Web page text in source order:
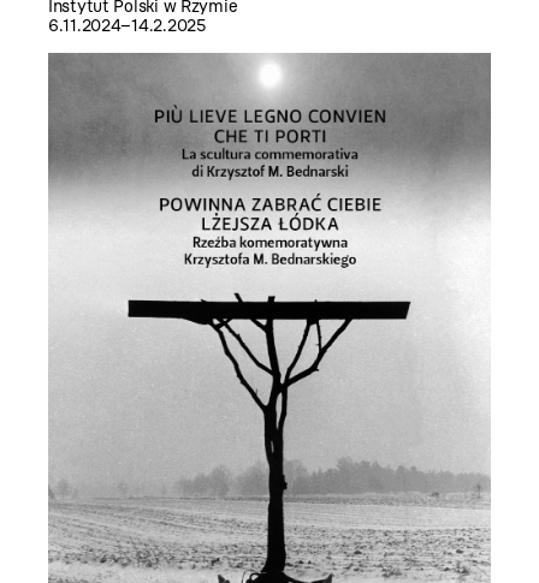
Instytut Polski w Rzymie
6.11.2024–14.2.2025